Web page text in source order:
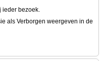
ieder bezoek.
als Verborgen weergeven in de